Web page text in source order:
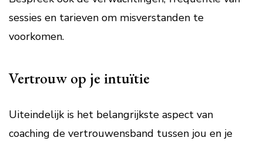
sessies en tarieven om misverstanden te
voorkomen.
Vertrouw op je intuïtie
Uiteindelijk is het belangrijkste aspect van
coaching de vertrouwensband tussen jou en je